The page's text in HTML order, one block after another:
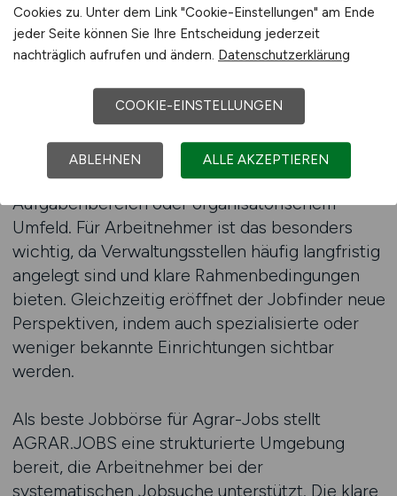
Verwaltungsjobs gezielt einzugrenzen und den
Fokus auf passende Positionen zu legen.
Dadurch wird die Jobsuche planbar und
übersichtlich.
Über den Jobfinder lassen sich Verwaltungsjobs
im Agrarbereich nach verschiedenen Kriterien
durchsuchen, etwa nach Region,
Aufgabenbereich oder organisatorischem
Umfeld. Für Arbeitnehmer ist das besonders
wichtig, da Verwaltungsstellen häufig langfristig
angelegt sind und klare Rahmenbedingungen
bieten. Gleichzeitig eröffnet der Jobfinder neue
Perspektiven, indem auch spezialisierte oder
weniger bekannte Einrichtungen sichtbar
werden.
Als beste Jobbörse für Agrar-Jobs stellt
AGRAR.JOBS eine strukturierte Umgebung
bereit, die Arbeitnehmer bei der
systematischen Jobsuche unterstützt. Die klare
Cookies zu. Unter dem Link "Cookie-Einstellungen" am Ende
jeder Seite können Sie Ihre Entscheidung jederzeit
nachträglich aufrufen und ändern. Datenschutzerklärung
COOKIE-EINSTELLUNGEN
ABLEHNEN ALLE AKZEPTIEREN